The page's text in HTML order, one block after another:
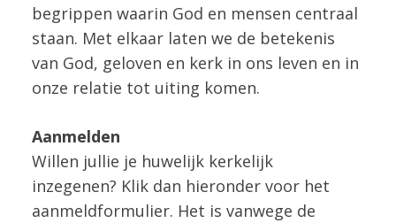
begrippen waarin God en mensen centraal
staan. Met elkaar laten we de betekenis
van God, geloven en kerk in ons leven en in
onze relatie tot uiting komen.
Aanmelden
Willen jullie je huwelijk kerkelijk
inzegenen? Klik dan hieronder voor het
aanmeldformulier. Het is vanwege de